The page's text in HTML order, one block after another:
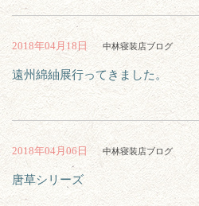
2018年04月18日 中林寝装店ブログ
遠州綿紬展行ってきました。
2018年04月06日 中林寝装店ブログ
唐草シリーズ